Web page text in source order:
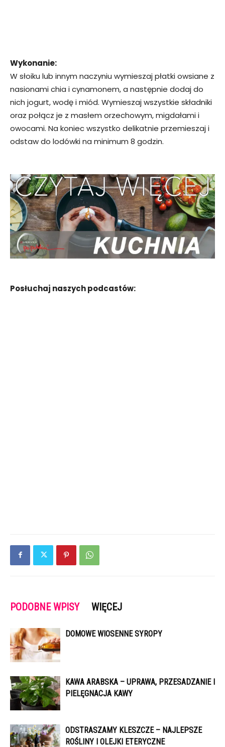
Wykonanie:
W słoiku lub innym naczyniu wymieszaj płatki owsiane z
nasionami chia i cynamonem, a następnie dodaj do
nich jogurt, wodę i miód. Wymieszaj wszystkie składniki
oraz połącz je z masłem orzechowym, migdałami i
owocami. Na koniec wszystko delikatnie przemieszaj i
odstaw do lodówki na minimum 8 godzin.
Posłuchaj naszych podcastów:
PODOBNE WPISY WIĘCEJ
DOMOWE WIOSENNE SYROPY
KAWA ARABSKA – UPRAWA, PRZESADZANIE I
PIELĘGNACJA KAWY
ODSTRASZAMY KLESZCZE – NAJLEPSZE
ROŚLINY I OLEJKI ETERYCZNE